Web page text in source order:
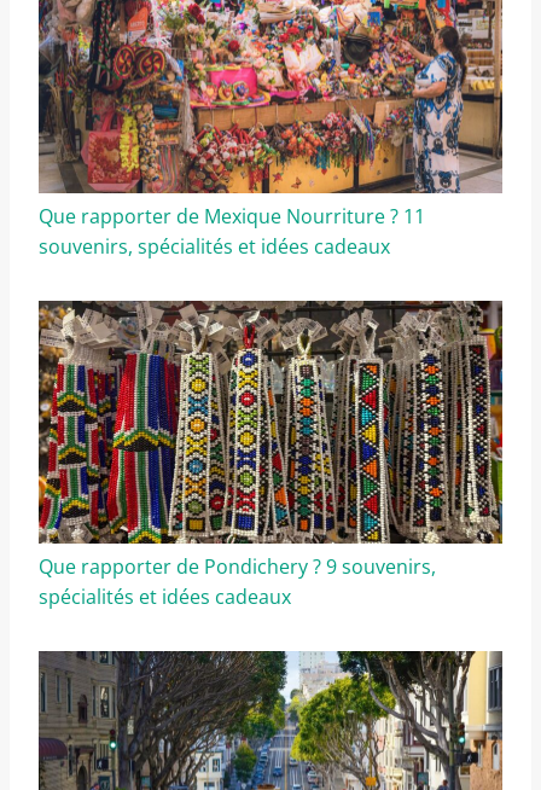
Que rapporter de Mexique Nourriture ? 11
souvenirs, spécialités et idées cadeaux
Que rapporter de Pondichery ? 9 souvenirs,
spécialités et idées cadeaux